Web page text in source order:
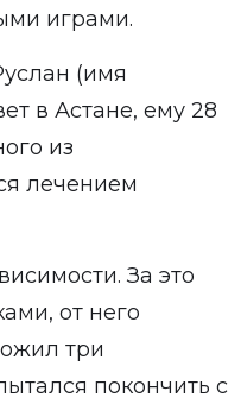
играми.
(имя
в Астане, ему 28
из
лечением
За это
от него
три
покончить с